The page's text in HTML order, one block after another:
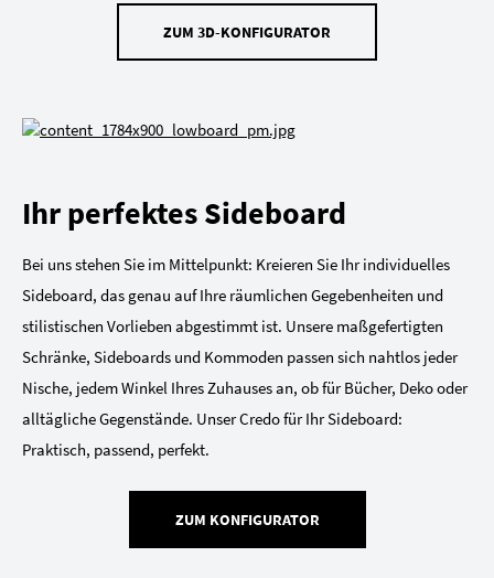
ZUM 3D-KONFIGURATOR
Ihr perfektes Sideboard
Bei uns stehen Sie im Mittelpunkt: Kreieren Sie Ihr individuelles
Sideboard, das genau auf Ihre räumlichen Gegebenheiten und
stilistischen Vorlieben abgestimmt ist. Unsere maßgefertigten
Schränke, Sideboards und Kommoden passen sich nahtlos jeder
Nische, jedem Winkel Ihres Zuhauses an, ob für Bücher, Deko oder
alltägliche Gegenstände. Unser Credo für Ihr Sideboard:
Praktisch, passend, perfekt.
ZUM KONFIGURATOR